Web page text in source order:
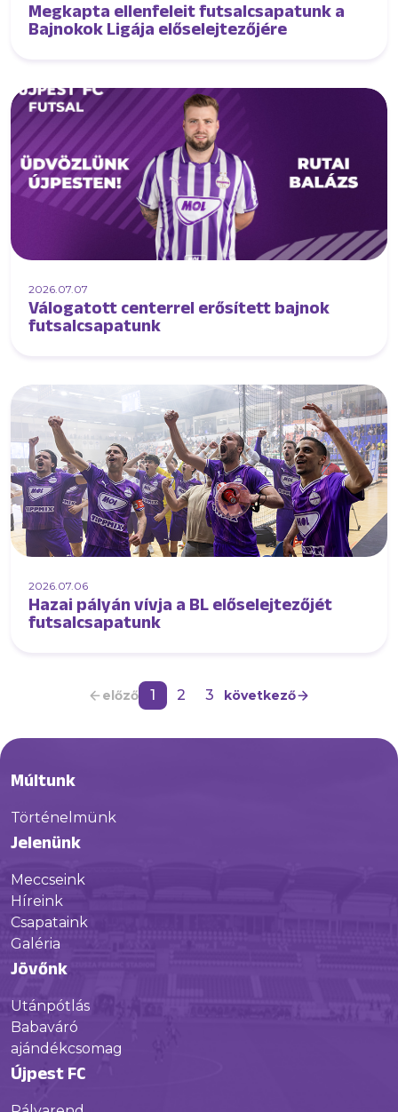
Megkapta ellenfeleit futsalcsapatunk a
Bajnokok Ligája előselejtezőjére
2026.07.07
Válogatott centerrel erősített bajnok
futsalcsapatunk
2026.07.06
Hazai pályán vívja a BL előselejtezőjét
futsalcsapatunk
előző 1 2 3 következő
Múltunk
Történelmünk
Jelenünk
Meccseink
Híreink
Csapataink
Galéria
Jövőnk
Utánpótlás
Babaváró
ajándékcsomag
Újpest FC